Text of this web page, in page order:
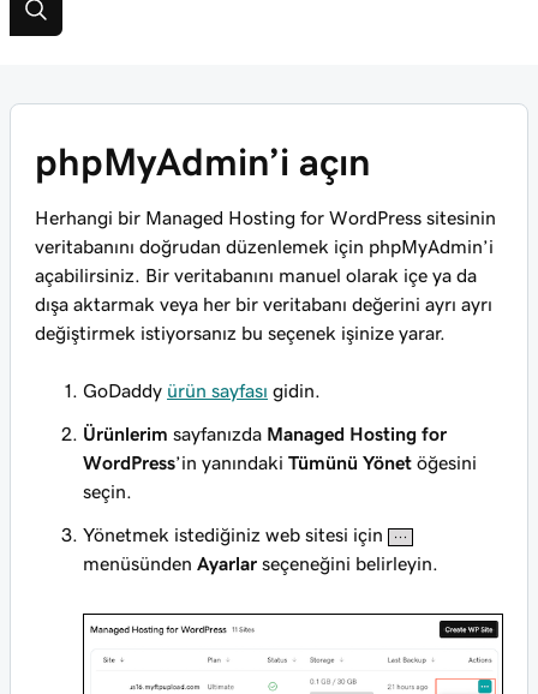
phpMyAdmin’i açın
Herhangi bir Managed Hosting for WordPress sitesinin
veritabanını doğrudan düzenlemek için phpMyAdmin’i
açabilirsiniz. Bir veritabanını manuel olarak içe ya da
dışa aktarmak veya her bir veritabanı değerini ayrı ayrı
değiştirmek istiyorsanız bu seçenek işinize yarar.
GoDaddy ürün sayfası gidin.
Ürünlerim sayfanızda Managed Hosting for
WordPress’in yanındaki Tümünü Yönet öğesini
seçin.
Yönetmek istediğiniz web sitesi için
menüsünden Ayarlar seçeneğini belirleyin.